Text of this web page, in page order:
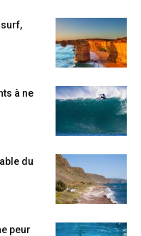
surf,
à ne
du
peur